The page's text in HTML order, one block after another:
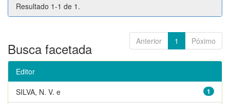
Resultado 1-1 de 1.
Anterior 1 Póximo
Busca facetada
Editor
1
SILVA, N. V. e